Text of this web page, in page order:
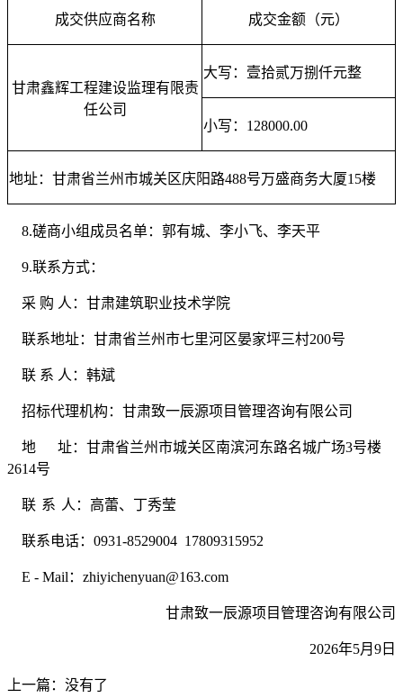
成交供应商名称 成交金额（元）
甘肃鑫辉工程建设监理有限责
任公司
大写：壹拾贰万捌仟元整
小写： 128000.00
地址：甘肃省兰州市城关区庆阳路488号万盛商务大厦15楼
8.磋商小组成员名单：郭有城、李小飞、李天平
9.联系方式：
采 购 人：甘肃建筑职业技术学院
联系地址：甘肃省兰州市七里河区晏家坪三村200号
联 系 人：韩斌
招标代理机构：甘肃致一辰源项目管理咨询有限公司
地 址：甘肃省兰州市城关区南滨河东路名城广场3号楼
2614号
联 系 人：高蕾、丁秀莹
联系电话： 0931-8529004 17809315952
E - Mail：zhiyichenyuan@163.com
甘肃致一辰源项目管理咨询有限公司
2026年5月9日
上一篇：没有了